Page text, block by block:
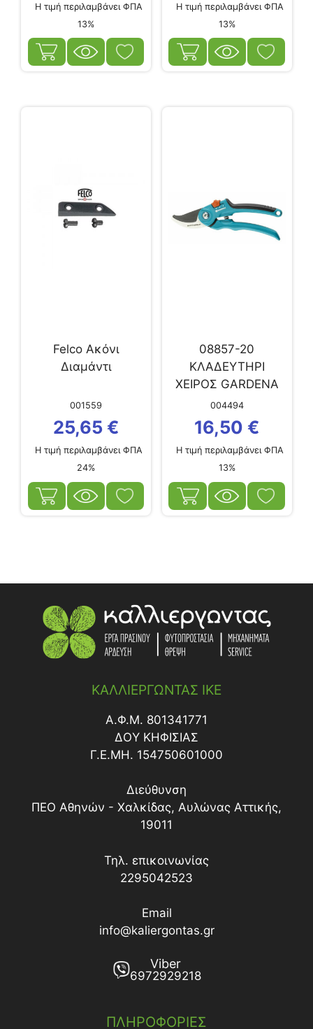
Η τιμή περιλαμβάνει ΦΠΑ
13%
Η τιμή περιλαμβάνει ΦΠΑ
13%
Felco Ακόνι
Διαμάντι
001559
25,65 €
Η τιμή περιλαμβάνει ΦΠΑ
24%
08857-20
ΚΛΑΔΕΥΤΗΡΙ
ΧΕΙΡΟΣ GARDENA
B/S-M
004494
16,50 €
Η τιμή περιλαμβάνει ΦΠΑ
13%
ΚΑΛΛΙΕΡΓΩΝΤΑΣ ΙΚΕ
Α.Φ.Μ. 801341771
ΔΟY ΚΗΦΙΣΙΑΣ
Γ.Ε.ΜΗ. 154750601000
Διεύθυνση
ΠΕΟ Αθηνών - Χαλκίδας, Αυλώνας Αττικής,
19011
Τηλ. επικοινωνίας
2295042523
Email
info@kaliergontas.gr
Viber
6972929218
ΠΛΗΡΟΦΟΡΙΕΣ